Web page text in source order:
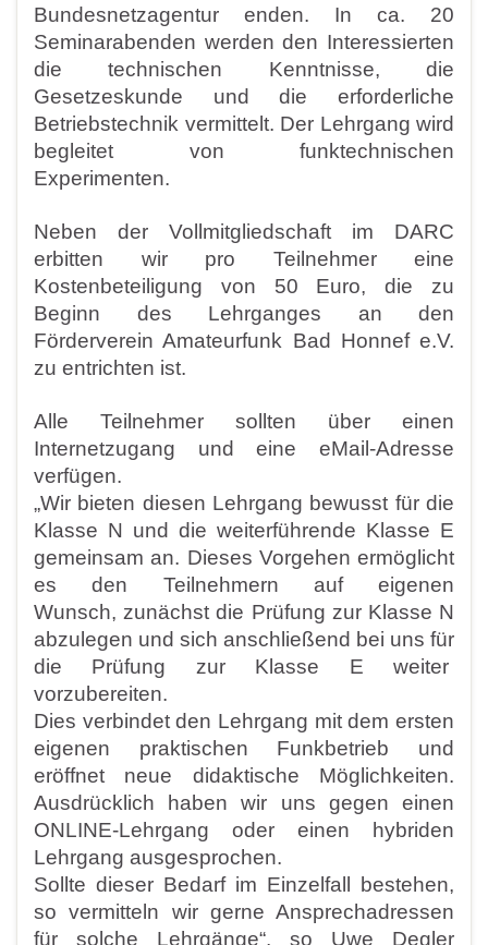
Bundesnetzagentur enden. In ca. 20
Seminarabenden werden den Interessierten
die technischen Kenntnisse, die
Gesetzeskunde und die erforderliche
Betriebstechnik vermittelt. Der Lehrgang wird
begleitet von funktechnischen
Experimenten.
Neben der Vollmitgliedschaft im DARC
erbitten wir pro Teilnehmer eine
Kostenbeteiligung von 50 Euro, die zu
Beginn des Lehrganges an den
Förderverein Amateurfunk Bad Honnef e.V.
zu entrichten ist.
Alle Teilnehmer sollten über einen
Internetzugang und eine eMail-Adresse
verfügen.
„Wir bieten diesen Lehrgang bewusst für die
Klasse N und die weiterführende Klasse E
gemeinsam an. Dieses Vorgehen ermöglicht
es den Teilnehmern auf eigenen
Wunsch, zunächst die Prüfung zur Klasse N
abzulegen und sich anschließend bei uns für
die Prüfung zur Klasse E weiter
vorzubereiten.
Dies verbindet den Lehrgang mit dem ersten
eigenen praktischen Funkbetrieb und
eröffnet neue didaktische Möglichkeiten.
Ausdrücklich haben wir uns gegen einen
ONLINE-Lehrgang oder einen hybriden
Lehrgang ausgesprochen.
Sollte dieser Bedarf im Einzelfall bestehen,
so vermitteln wir gerne Ansprechadressen
für solche Lehrgänge“, so Uwe Degler